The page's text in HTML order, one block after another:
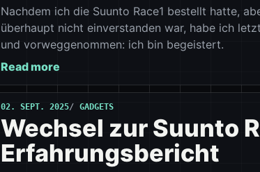
Nachdem ich die Suunto Race1 bestellt hatte,
überhaupt nicht einverstanden war, habe ich
und vorweggenommen: ich bin begeistert.
Read more
02. SEPT. 2025 GADGETS
Wechsel zur Suunto
Erfahrungsbericht